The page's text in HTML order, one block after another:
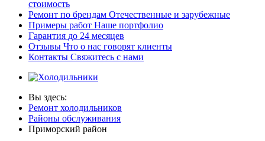
стоимость
Ремонт по брендам Отечественные и зарубежные
Примеры работ Наше портфолио
Гарантия до 24 месяцев
Отзывы Что о нас говорят клиенты
Контакты Свяжитесь с нами
Вы здесь:
Ремонт холодильников
Районы обслуживания
Приморский район